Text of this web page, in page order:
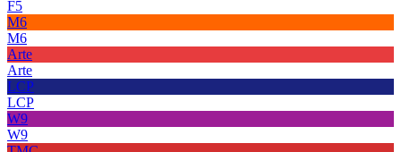
F5
M6
M6
Arte
Arte
LCP
LCP
W9
W9